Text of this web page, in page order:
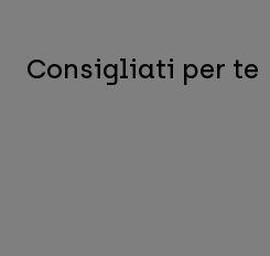
Consigliati per te